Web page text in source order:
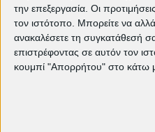
την επεξεργασία. Οι
τον ιστότοπο. Μπορείτε να
ανακαλέσετε τη συγκατάθεσή
επιστρέφοντας σε αυτόν τον
κουμπί "Απορρήτου" στο κάτω